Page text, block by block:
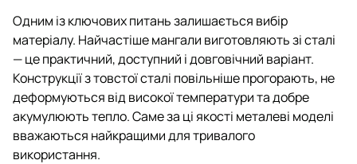
Одним із ключових питань залишається вибір
матеріалу. Найчастіше мангали виготовляють зі сталі
— це практичний, доступний і довговічний варіант.
Конструкції з товстої сталі повільніше прогорають, не
деформуються від високої температури та добре
акумулюють тепло. Саме за ці якості металеві моделі
вважаються найкращими для тривалого
використання.